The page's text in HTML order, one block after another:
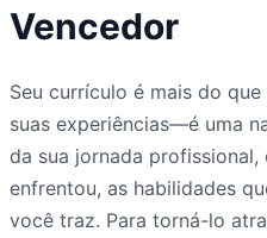
Vencedor
Seu currículo é mais do
suas experiências—é uma
da sua jornada
enfrentou, as habilidades
você traz. Para torná-lo